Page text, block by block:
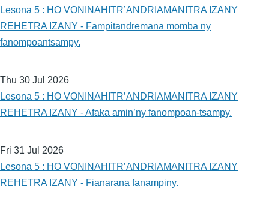
Lesona 5 : HO VONINAHITR’ANDRIAMANITRA IZANY
REHETRA IZANY - Fampitandremana momba ny
fanompoantsampy.
Thu 30 Jul 2026
Lesona 5 : HO VONINAHITR’ANDRIAMANITRA IZANY
REHETRA IZANY - Afaka amin’ny fanompoan-tsampy.
Fri 31 Jul 2026
Lesona 5 : HO VONINAHITR’ANDRIAMANITRA IZANY
REHETRA IZANY - Fianarana fanampiny.